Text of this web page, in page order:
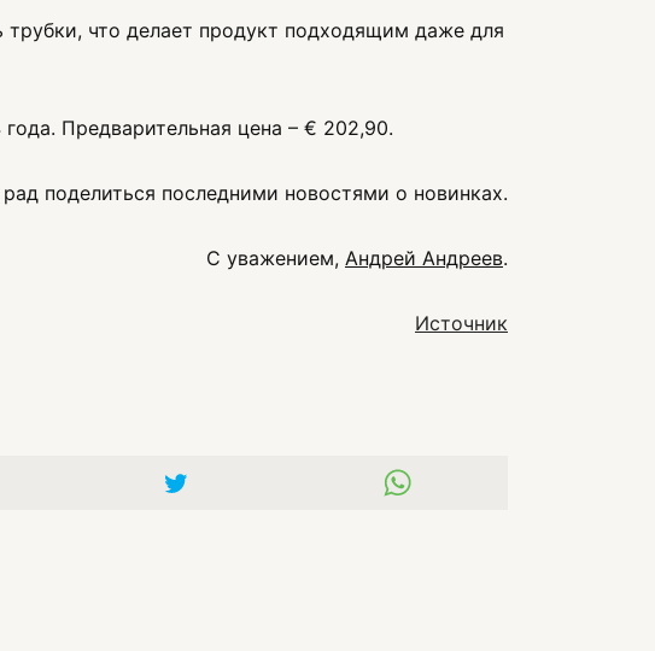
трубки, что делает продукт подходящим даже для
Предварительная цена – € 202,90.
рад поделиться последними новостями о новинках.
С уважением, Андрей Андреев.
Источник